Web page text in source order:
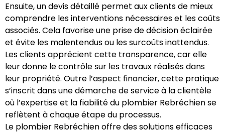
Ensuite, un devis détaillé permet aux clients de mieux
comprendre les interventions nécessaires et les coûts
associés. Cela favorise une prise de décision éclairée
et évite les malentendus ou les surcoûts inattendus.
Les clients apprécient cette transparence, car elle
leur donne le contrôle sur les travaux réalisés dans
leur propriété. Outre l’aspect financier, cette pratique
s’inscrit dans une démarche de service à la clientèle
où l’expertise et la fiabilité du plombier Rebréchien se
reflètent à chaque étape du processus.
Le plombier Rebréchien offre des solutions efficaces